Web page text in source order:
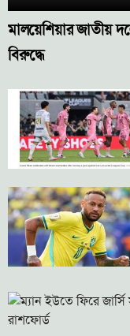
মালয়েশিয়ার জাতীয়
বিরুদ্ধে